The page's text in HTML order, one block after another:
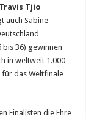
Tjio
auch Sabine
bis 36) gewinnen
in weltweit 1.000
das Weltfinale
Finalisten die Ehre